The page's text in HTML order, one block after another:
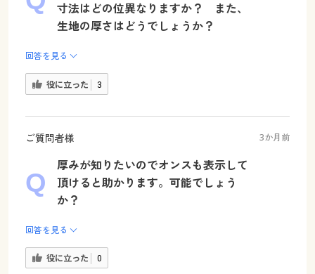
寸法はどの位異なりますか？ また、
生地の厚さはどうでしょうか？
回答を見る
役に立った 3
ご質問者様 3か月前
厚みが知りたいのでオンスも表示して
頂けると助かります。可能でしょう
か？
回答を見る
役に立った 0